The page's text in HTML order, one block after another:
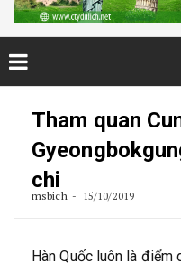
Tham quan
chi
msbich 15/10/2019
Hàn Quốc luôn là điểm